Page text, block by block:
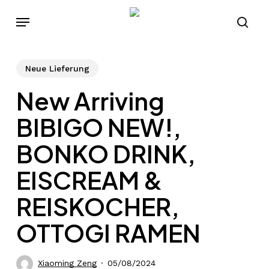
Menu
Neue Lieferung
New Arriving
BIBIGO NEW!,
BONKO DRINK,
EISCREAM &
REISKOCHER,
OTTOGI RAMEN
Xiaoming Zeng 05/08/2024